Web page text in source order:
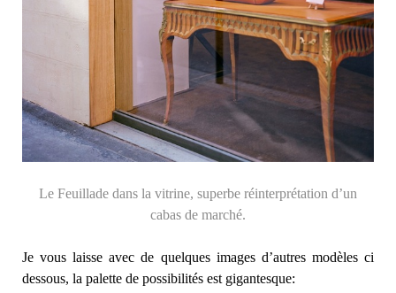
Le Feuillade dans la vitrine, superbe réinterprétation d’un
cabas de marché.
Je vous laisse avec de quelques images d’autres modèles ci
dessous, la palette de possibilités est gigantesque: